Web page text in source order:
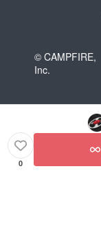
© CAMPFIRE,
Inc.
0